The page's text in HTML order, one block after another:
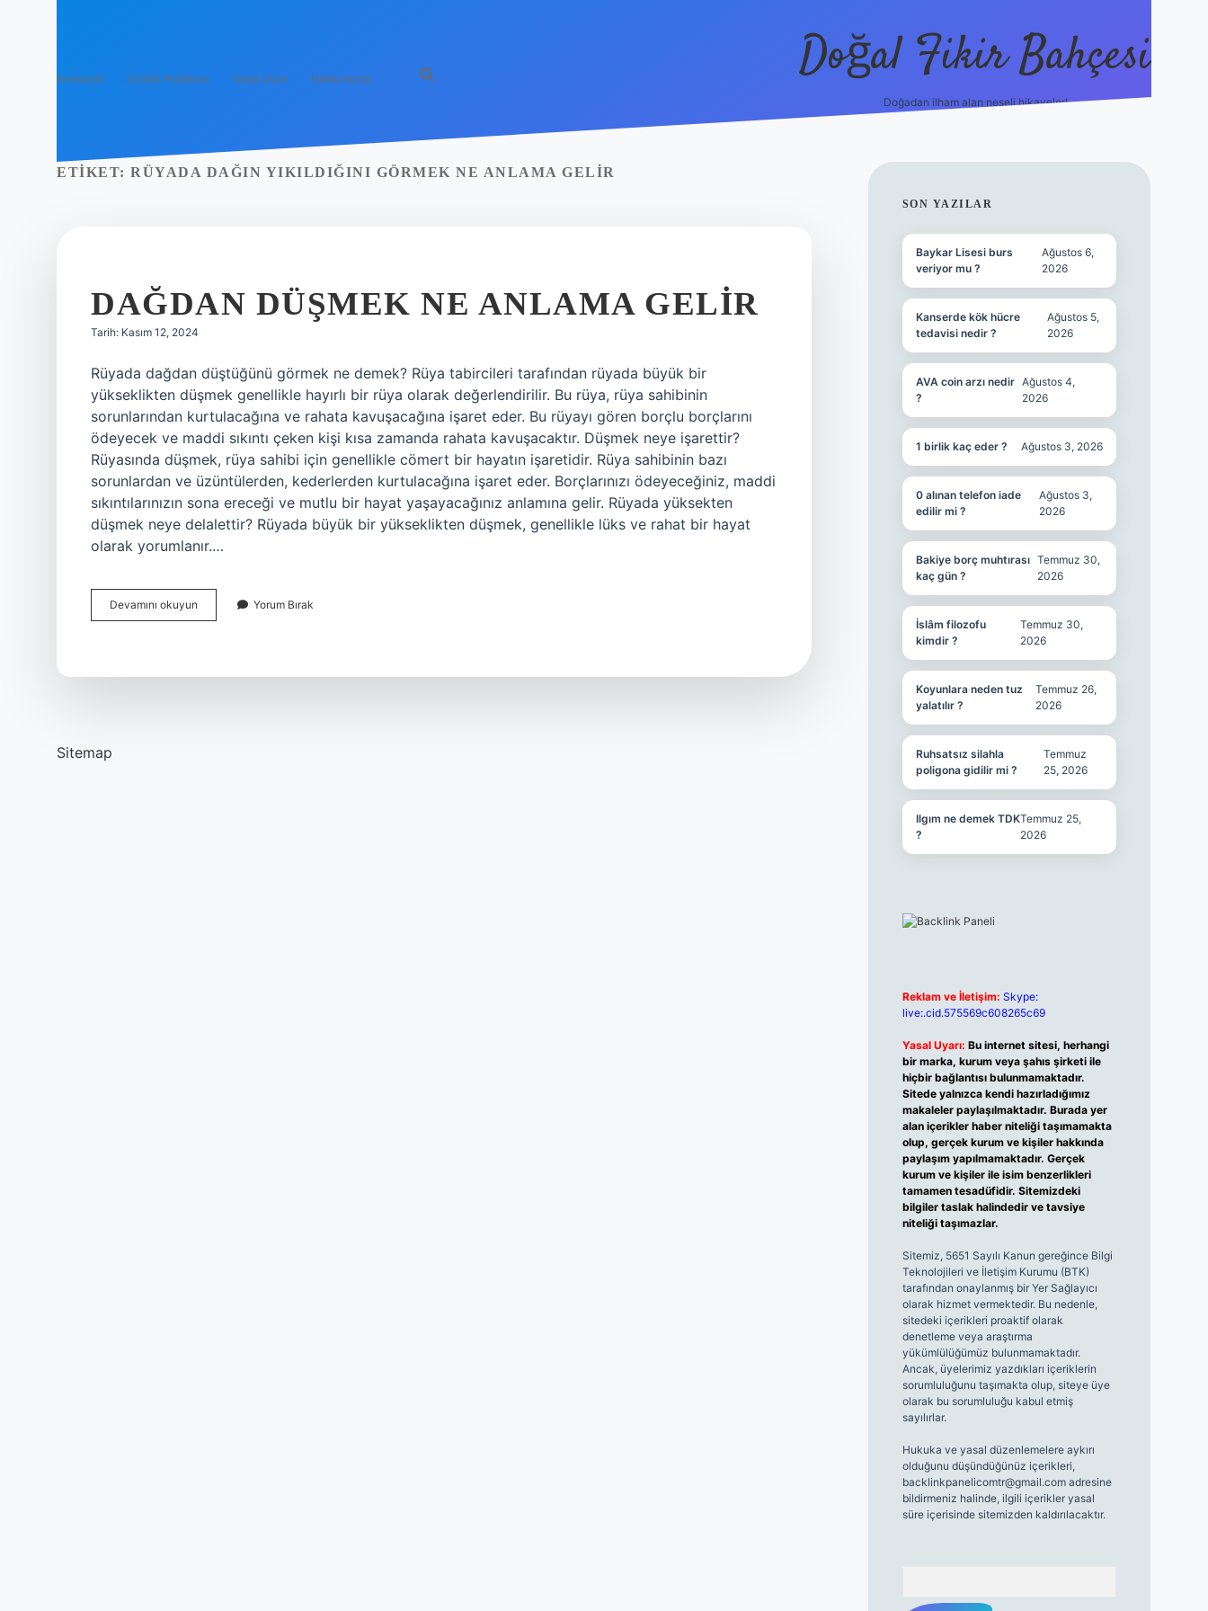
Anasayfa Gizlilik Politikası Yasal Uyarı Hakkımızda Doğal Fikir Bahçesi
Doğadan ilham alan neşeli hikayeler!
ETIKET: RÜYADA DAĞIN YIKILDIĞINI GÖRMEK NE ANLAMA GELIR
DAĞDAN DÜŞMEK NE ANLAMA GELIR
Tarih: Kasım 12, 2024
Rüyada dağdan düştüğünü görmek ne demek? Rüya tabircileri tarafından rüyada büyük bir
yükseklikten düşmek genellikle hayırlı bir rüya olarak değerlendirilir. Bu rüya, rüya sahibinin
sorunlarından kurtulacağına ve rahata kavuşacağına işaret eder. Bu rüyayı gören borçlu borçlarını
ödeyecek ve maddi sıkıntı çeken kişi kısa zamanda rahata kavuşacaktır. Düşmek neye işarettir?
Rüyasında düşmek, rüya sahibi için genellikle cömert bir hayatın işaretidir. Rüya sahibinin bazı
sorunlardan ve üzüntülerden, kederlerden kurtulacağına işaret eder. Borçlarınızı ödeyeceğiniz, maddi
sıkıntılarınızın sona ereceği ve mutlu bir hayat yaşayacağınız anlamına gelir. Rüyada yüksekten
düşmek neye delalettir? Rüyada büyük bir yükseklikten düşmek, genellikle lüks ve rahat bir hayat
olarak yorumlanır.…
Devamını okuyun
Düşmek
Yorum Bırak
Sitemap
SIDEBAR
SON YAZILAR
Baykar Lisesi burs
veriyor mu ?
Ağustos 6,
2026
Kanserde kök hücre
tedavisi nedir ?
Ağustos 5,
2026
AVA coin arzı nedir
?
Ağustos 4,
2026
1 birlik kaç eder ? Ağustos 3, 2026
0 alınan telefon iade
edilir mi ?
Ağustos 3,
2026
Bakiye borç muhtırası
kaç gün ?
Temmuz 30,
2026
İslâm filozofu
kimdir ?
Temmuz 30,
2026
Koyunlara neden tuz
yalatılır ?
Temmuz 26,
2026
Ruhsatsız silahla
poligona gidilir mi ?
Temmuz
25, 2026
Ilgım ne demek TDK
?
Temmuz 25,
2026
Reklam ve İletişim: Skype:
live:.cid.575569c608265c69
Yasal Uyarı: Bu internet sitesi, herhangi
bir marka, kurum veya şahıs şirketi ile
hiçbir bağlantısı bulunmamaktadır.
Sitede yalnızca kendi hazırladığımız
makaleler paylaşılmaktadır. Burada yer
alan içerikler haber niteliği taşımamakta
olup, gerçek kurum ve kişiler hakkında
paylaşım yapılmamaktadır. Gerçek
kurum ve kişiler ile isim benzerlikleri
tamamen tesadüfidir. Sitemizdeki
bilgiler taslak halindedir ve tavsiye
niteliği taşımazlar.
Sitemiz, 5651 Sayılı Kanun gereğince Bilgi
Teknolojileri ve İletişim Kurumu (BTK)
tarafından onaylanmış bir Yer Sağlayıcı
olarak hizmet vermektedir. Bu nedenle,
sitedeki içerikleri proaktif olarak
denetleme veya araştırma
yükümlülüğümüz bulunmamaktadır.
Ancak, üyelerimiz yazdıkları içeriklerin
sorumluluğunu taşımakta olup, siteye üye
olarak bu sorumluluğu kabul etmiş
sayılırlar.
Hukuka ve yasal düzenlemelere aykırı
olduğunu düşündüğünüz içerikleri,
backlinkpanelicomtr@gmail.comadresine
bildirmeniz halinde, ilgili içerikler yasal
süre içerisinde sitemizden kaldırılacaktır.